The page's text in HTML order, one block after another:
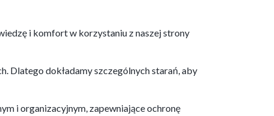
i komfort w korzystaniu z naszej strony
Dlatego dokładamy szczególnych starań, aby
i organizacyjnym, zapewniające ochronę